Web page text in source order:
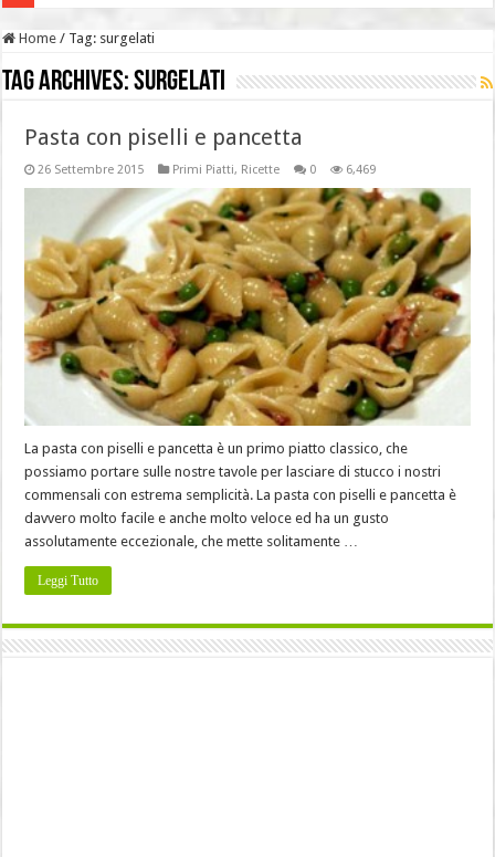
Home / Tag: surgelati
Tag Archives:surgelati
Pasta con piselli e pancetta
26 Settembre 2015 Primi Piatti, Ricette 0 6,469
La pasta con piselli e pancetta è un primo piatto classico, che
possiamo portare sulle nostre tavole per lasciare di stucco i nostri
commensali con estrema semplicità. La pasta con piselli e pancetta è
davvero molto facile e anche molto veloce ed ha un gusto
assolutamente eccezionale, che mette solitamente …
Leggi Tutto